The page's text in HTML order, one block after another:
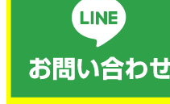
トイレの詰まり除去